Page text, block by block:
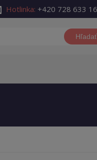
Hotlinka: +420 728 633
Hľadať